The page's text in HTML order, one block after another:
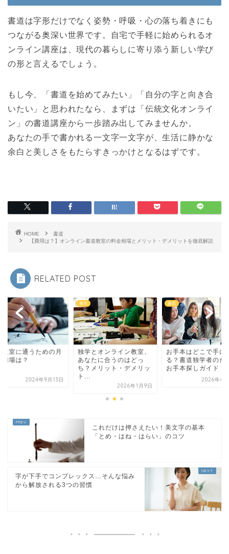
書道は字形だけでなく姿勢・呼吸・心の落ち着きにも
つながる奥深い世界です。自宅で手軽に始められるオ
ンライン講座は、現代の暮らしに寄り添う新しい学び
の形と言えるでしょう。
もし今、「書道を始めてみたい」「自分の字と向き合
いたい」と思われたなら、まずは「伝統文化オンライ
ン」の書道講座から一歩踏み出してみませんか。
あなたの手で書かれる一文字一文字が、生活に静かな
余白と美しさをもたらすきっかけとなるはずです。
HOME
書道
【費用は？】オンライン書道教室の料金相場とメリット・デメリットを徹底解説
RELATED POST
教室に通うための月
相場は？
2024年9月13日
書道
独学とオンライン教室、
あなたに合うのはどっ
ち？メリット・デメリッ
ト...
2026年1月9日
書道
お手本はどこで手に
る？書道独学者のた
お手本探しガイド
2026年4
これだけは押さえたい！美文字の基本
「とめ・はね・はらい」のコツ
字が下手でコンプレックス…そんな悩み
から解放される3つの習慣